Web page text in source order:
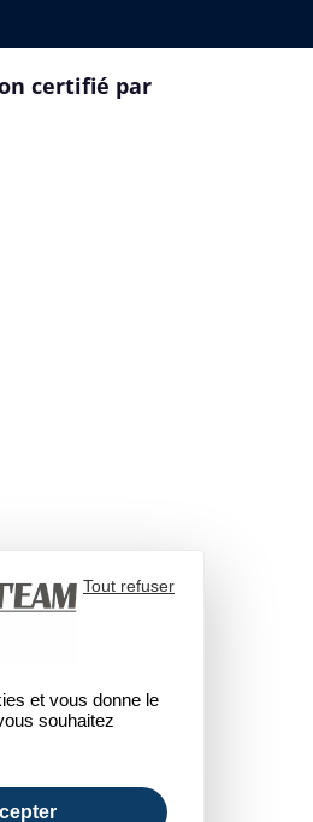
certifié par
et vous donne le
souhaitez
Tout refuser